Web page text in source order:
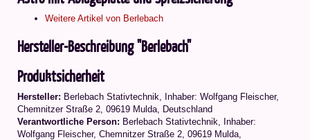
Weitere Artikel von Berlebach
Hersteller-Beschreibung "Berlebach"
Produktsicherheit
Hersteller: Berlebach Stativtechnik, Inhaber: Wolfgang Fleischer,
Chemnitzer Straße 2, 09619 Mulda, Deutschland
Verantwortliche Person: Berlebach Stativtechnik, Inhaber:
Wolfgang Fleischer, Chemnitzer Straße 2, 09619 Mulda,